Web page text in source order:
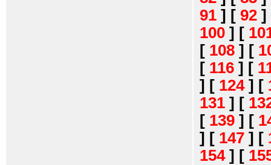
91 ] [ 92 ]
100 ] [
[ 108 ] [
[ 116 ] [
] [ 124] [
131 ] [
[ 139 ] [
] [ 147 ] [
154] [